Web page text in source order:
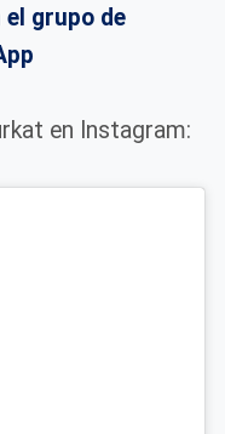
grupo de
en Instagram: